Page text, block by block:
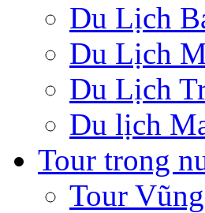
Du Lịch
Du Lịch
Du Lịch
Du lịch
Tour trong
Tour